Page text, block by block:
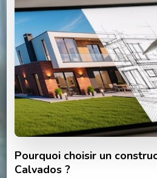
Pourquoi choisir un
Calvados ?